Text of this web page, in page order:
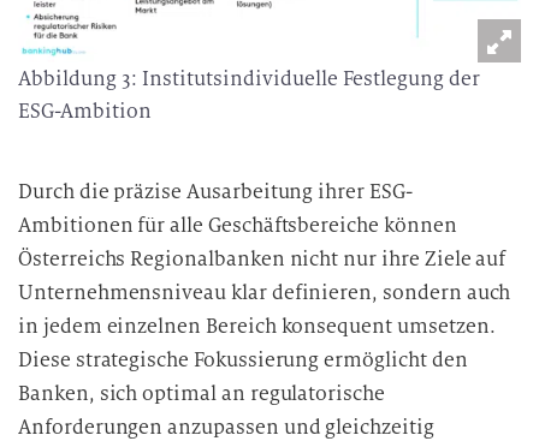
Abbildung 3: Institutsindividuelle Festlegung der
ESG-Ambition
Durch die präzise Ausarbeitung ihrer ESG-
Ambitionen für alle Geschäftsbereiche können
Österreichs Regionalbanken nicht nur ihre Ziele auf
Unternehmensniveau klar definieren, sondern auch
in jedem einzelnen Bereich konsequent umsetzen.
Diese strategische Fokussierung ermöglicht den
Banken, sich optimal an regulatorische
Anforderungen anzupassen und gleichzeitig